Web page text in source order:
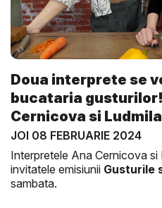
Doua interprete se
bucataria
Cernicova si
JOI 08 FEBRUARIE 2024
Interpretele Ana Cernicova
invitatele emisiunii Gusturile
sambata.